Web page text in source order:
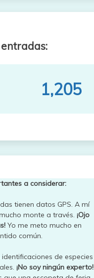
1,205
a considerar:
tienen datos GPS. A mí
monte a través. ¡Ojo
Yo me meto mucho en
común.
de especies
¡No soy ningún experto!